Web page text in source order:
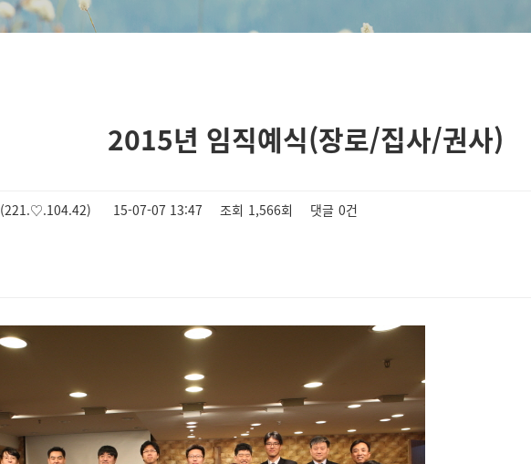
2015년 임직예식(장로/집사/권사)
(221.♡.104.42) 15-07-07 13:47 조회 1,566회 댓글 0건